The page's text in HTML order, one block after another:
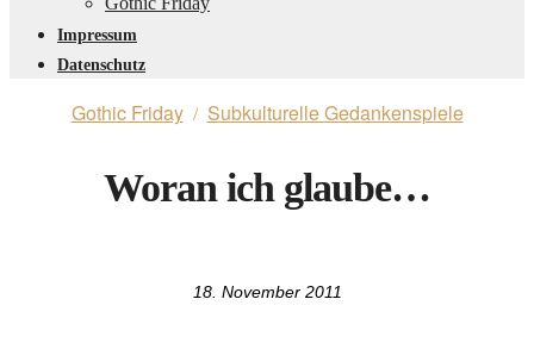
Impressum
Datenschutz
Gothic Friday/ Subkulturelle Gedankenspiele
Woran ich glaube…
18. November 2011